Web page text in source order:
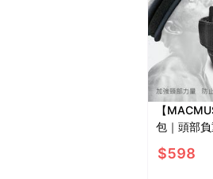
【
包｜頭部
脖子運動
負重
$598